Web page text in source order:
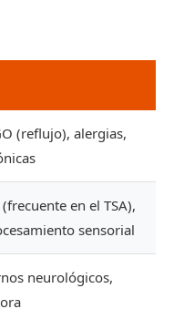
(reflujo), alergias,
en el TSA),
sensorial
neurológicos,